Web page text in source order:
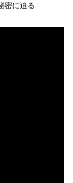
密に迫る